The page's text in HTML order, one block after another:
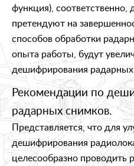
функция), соответственно,
претендуют на
способов обработки
опыта работы, будут
дешифрирования
Рекомендации по
радарных снимков.
Представляется, что для
дешифрирования
целесообразно